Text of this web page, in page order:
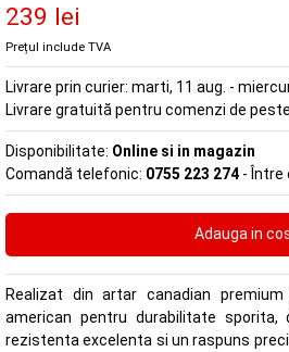
239 lei
Prețul include TVA
Livrare prin curier: marti, 11 aug. -
Livrare gratuită pentru comenzi de peste
Disponibilitate: Online si in magazin
Comandă telefonic: 0755 223 274 - Între
Realizat din artar canadian
american pentru durabilitate sporita,
rezistenta excelenta si un raspuns